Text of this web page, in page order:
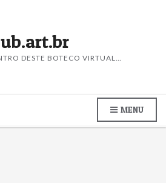
DESTE BOTECO VIRTUAL…
MENU